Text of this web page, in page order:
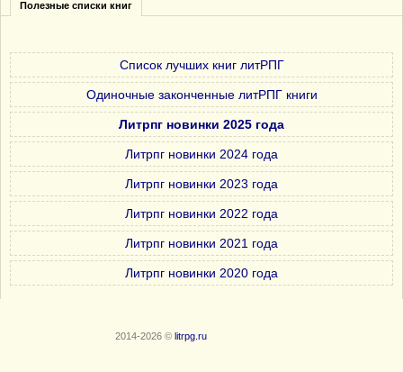
Полезные списки книг
Список лучших книг литРПГ
Одиночные законченные литРПГ книги
Литрпг новинки 2025 года
Литрпг новинки 2024 года
Литрпг новинки 2023 года
Литрпг новинки 2022 года
Литрпг новинки 2021 года
Литрпг новинки 2020 года
2014-2026 © litrpg.ru